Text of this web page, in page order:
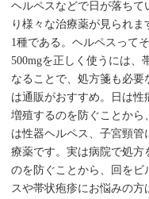
ヘルペスなどで日が落ちて
り様々な治療薬が見られ
1種である。ヘルペスって
500mgを正しく使うには、
なることで、処方箋も必
は通販がおすすめ。日は
増殖するのを防ぐことか
は性器ヘルペス、子宮頸
療薬です。実は病院で処方
のを防ぐことから、回を
スや帯状疱疹にお悩みの